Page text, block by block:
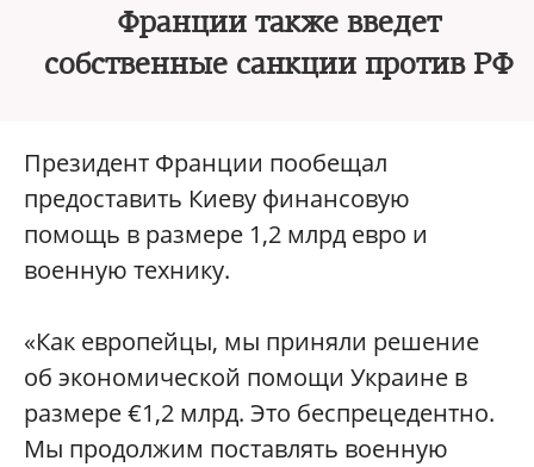
Франции также введет
собственные санкции против РФ
Президент Франции пообещал
предоставить Киеву финансовую
помощь в размере 1,2 млрд евро и
военную технику.
«Как европейцы, мы приняли решение
об экономической помощи Украине в
размере €1,2 млрд. Это беспрецедентно.
Мы продолжим поставлять военную